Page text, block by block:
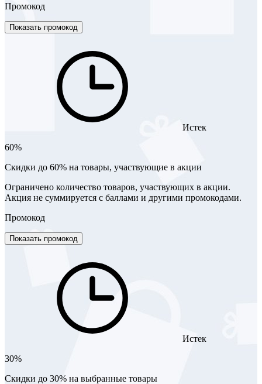
Промокод
Показать промокод
Истек
60%
Скидки до 60% на товары, участвующие в акции
Ограничено количество товаров, участвующих в акции.
Акция не суммируется с баллами и другими промокодами.
Промокод
Показать промокод
Истек
30%
Скидки до 30% на выбранные товары